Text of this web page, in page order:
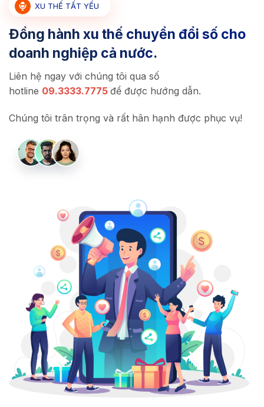
XU THẾ TẤT YẾU
Đồng hành xu thế chuyển đổi số cho
doanh nghiệp cả nước.
Liên hệ ngay với chúng tôi qua số
hotline 09.3333.7775 để được hướng dẫn.
Chúng tôi trân trọng và rất hân hạnh được phục vụ!